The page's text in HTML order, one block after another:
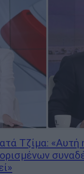
Τζίμα: «Αυτή